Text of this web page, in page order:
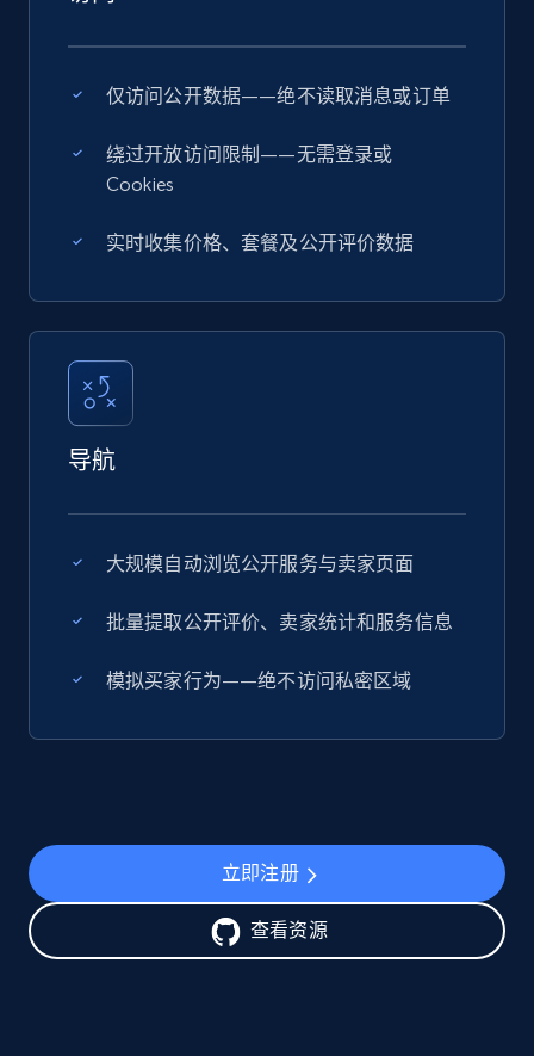
仅访问公开数据——绝不读取消息或订单
绕过开放访问限制——无需登录或
Cookies
实时收集价格、套餐及公开评价数据
导航
大规模自动浏览公开服务与卖家页面
批量提取公开评价、卖家统计和服务信息
模拟买家行为——绝不访问私密区域
立即注册
查看资源